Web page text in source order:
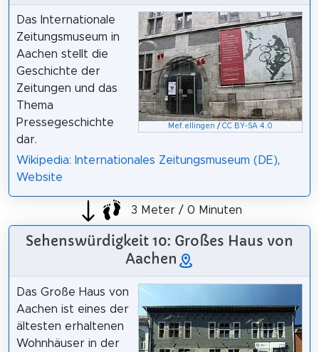
Mef.ellingen /CC BY-SA 4.0
Das Internationale
Zeitungsmuseum in
Aachen stellt die
Geschichte der
Zeitungen und das
Thema
Pressegeschichte
dar.
Wikipedia: Internationales Zeitungsmuseum (DE),
Website
3 Meter / 0 Minuten
Sehenswürdigkeit 10: Großes Haus von
Aachen
Das Große Haus von
Aachen ist eines der
ältesten erhaltenen
Wohnhäuser in der